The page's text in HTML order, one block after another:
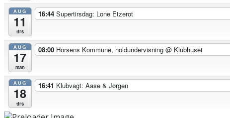
AUG
11
tirs
16:44 Supertirsdag: Lone Etzerot
AUG
17
man
08:00 Horsens Kommune, holdundervisning @ Klubhuset
AUG
18
tirs
16:41 Klubvagt: Aase & Jørgen